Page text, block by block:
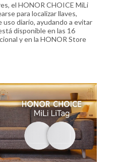
el HONOR CHOICE MiLi
para localizar llaves,
diario, ayudando a evitar
disponible en las 16
y en la HONOR Store